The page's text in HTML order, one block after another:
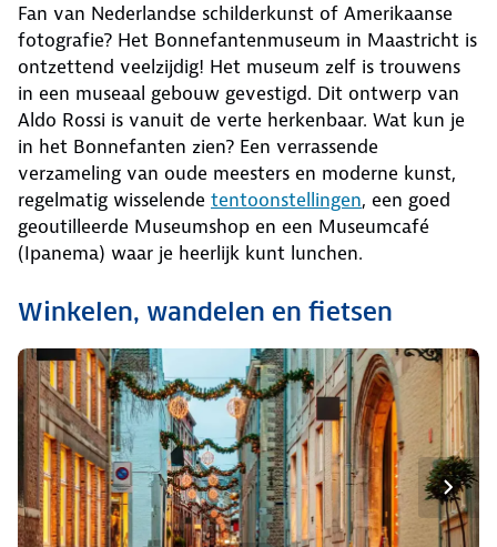
Fan van Nederlandse schilderkunst of Amerikaanse
fotografie? Het Bonnefantenmuseum in Maastricht is
ontzettend veelzijdig! Het museum zelf is trouwens
in een museaal gebouw gevestigd. Dit ontwerp van
Aldo Rossi is vanuit de verte herkenbaar. Wat kun je
in het Bonnefanten zien? Een verrassende
verzameling van oude meesters en moderne kunst,
regelmatig wisselende tentoonstellingen, een goed
geoutilleerde Museumshop en een Museumcafé
(Ipanema) waar je heerlijk kunt lunchen.
Winkelen, wandelen en fietsen